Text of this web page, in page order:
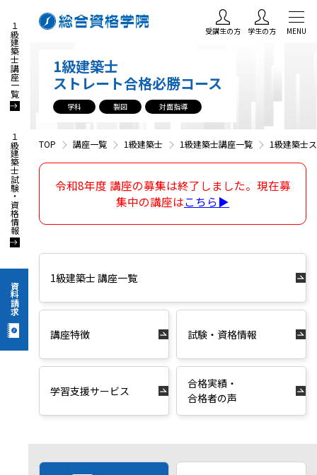
１級建築士講座一覧
１級建築士試験・資格情報
資料請求
受講生の方 学生の方 MENU
1級建築士
ストレート合格必勝コース
学科 製図 対面指導
TOP 講座一覧 1級建築士 1級建築士講座一覧 1級建築士
令和8年度 講座の募集は終了しました。現在募
集中の講座はこちら▶
1級建築士 講座一覧
講座特徴 試験・資格情報
学習支援サービス
合格実績・
合格者の声